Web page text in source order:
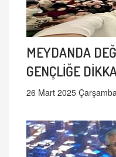
MEYDANDA
GENÇLİĞE
26 Mart 2025 Çarşamba